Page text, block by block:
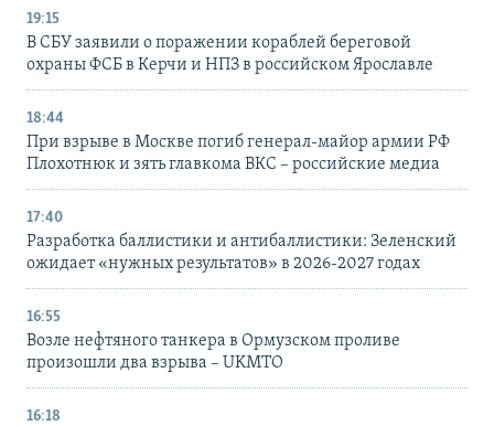
19:15
В СБУ заявили о поражении кораблей береговой
охраны ФСБ в Керчи и НПЗ в российском Ярославле
18:44
При взрыве в Москве погиб генерал-майор армии РФ
Плохотнюк и зять главкома ВКС – российские медиа
17:40
Разработка баллистики и антибаллистики: Зеленский
ожидает «нужных результатов» в 2026-2027 годах
16:55
Возле нефтяного танкера в Ормузском проливе
произошли два взрыва – UKMTO
16:18